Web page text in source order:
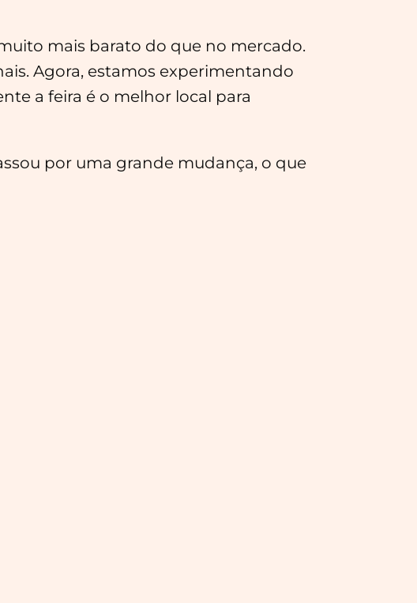
mais barato do que no mercado.
Agora, estamos experimentando
a feira é o melhor local para
por uma grande mudança, o que